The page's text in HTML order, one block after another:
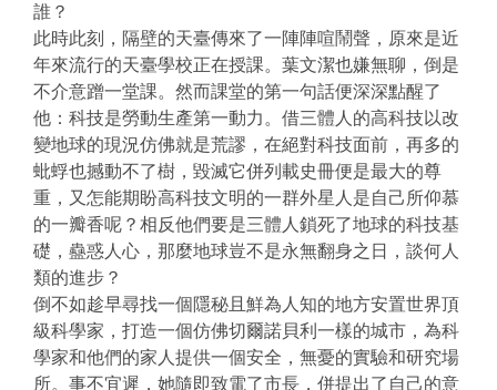
誰？
此時此刻，隔壁的天臺傳來了一陣陣喧鬧聲，原來是近
年來流行的天臺學校正在授課。葉文潔也嫌無聊，倒是
不介意蹭一堂課。然而課堂的第一句話便深深點醒了
他：科技是勞動生產第一動力。借三體人的高科技以改
變地球的現況仿佛就是荒謬，在絕對科技面前，再多的
蚍蜉也撼動不了樹，毀滅它併列載史冊便是最大的尊
重，又怎能期盼高科技文明的一群外星人是自己所仰慕
的一瓣香呢？相反他們要是三體人鎖死了地球的科技基
礎，蠱惑人心，那麼地球豈不是永無翻身之日，談何人
類的進步？
倒不如趁早尋找一個隱秘且鮮為人知的地方安置世界頂
級科學家，打造一個仿佛切爾諾貝利一樣的城市，為科
學家和他們的家人提供一個安全，無憂的實驗和研究場
所。事不宜遲，她隨即致電了市長，併提出了自己的意